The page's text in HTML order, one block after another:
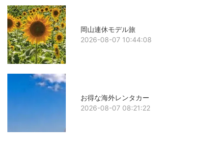
岡山連休モデル旅
2026-08-07 10:44:08
お得な海外レンタカー
2026-08-07 08:21:22